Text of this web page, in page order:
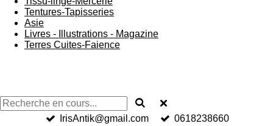
Tentures-Tapisseries
Asie
Livres - Illustrations - Magazine
Terres Cuites-Faience
IrisAntik@gmail.com 0618238660